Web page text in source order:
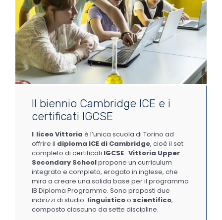
Il biennio Cambridge ICE e i
certificati IGCSE
Il liceoVittoria è l’unica scuola di Torino ad
offrire il diploma ICE di Cambridge, cioè il set
completo di certificati IGCSE. Vittoria Upper
Secondary Schoolpropone un curriculum
integrato e completo, erogato in inglese, che
mira a creare una solida base per il programma
IB Diploma Programme. Sono proposti due
indirizzi di studio: linguisticoo scientifico,
composto ciascuno da sette discipline.